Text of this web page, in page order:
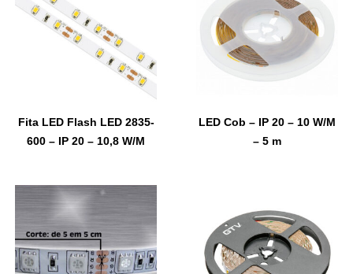
Fita LED Flash LED 2835-
600 – IP 20 – 10,8 W/M
LED Cob – IP 20 – 10 W/M
– 5 m